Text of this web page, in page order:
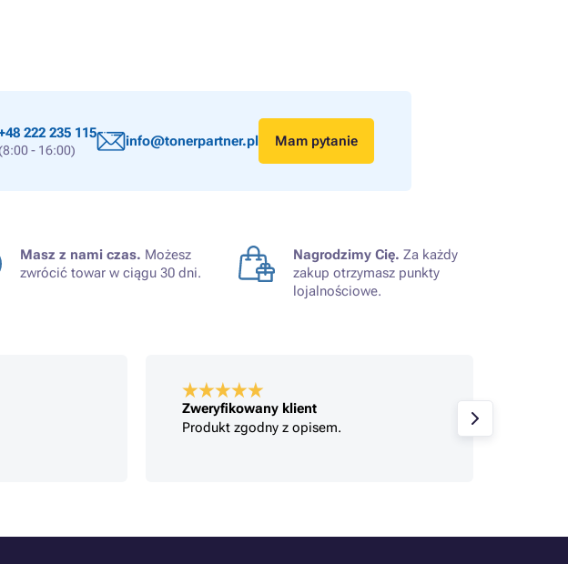
222 235 115
- 16:00)
info@tonerpartner.pl Mam pytanie
Masz z nami czas. Możesz
zwrócić towar w ciągu 30 dni.
Nagrodzimy Cię. Za każdy
zakup otrzymasz punkty
lojalnościowe.
Zweryfikowany klient
Produkt zgodny z opisem.